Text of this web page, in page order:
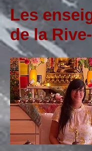
Les
de la